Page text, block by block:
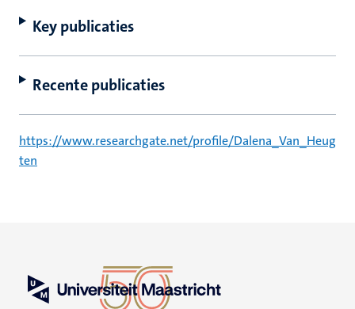
Key publicaties
Recente publicaties
https://www.researchgate.net/profile/Dalena_Van_Heug
ten